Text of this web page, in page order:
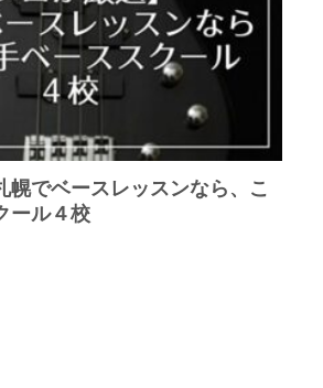
幌でベースレッスンなら、こ
ール４校